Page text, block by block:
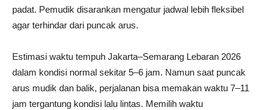
padat. Pemudik disarankan mengatur jadwal lebih fleksibel
agar terhindar dari puncak arus.
Estimasi waktu tempuh Jakarta–Semarang Lebaran 2026
dalam kondisi normal sekitar 5–6 jam. Namun saat puncak
arus mudik dan balik, perjalanan bisa memakan waktu 7–11
jam tergantung kondisi lalu lintas. Memilih waktu